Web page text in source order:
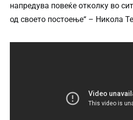
напредува повеќе отколку во
од своето постоење“ – Никола